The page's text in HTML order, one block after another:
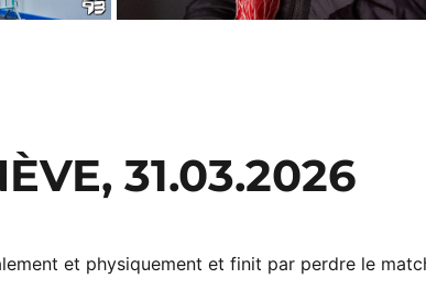
31.03.2026
et physiquement et finit par perdre le